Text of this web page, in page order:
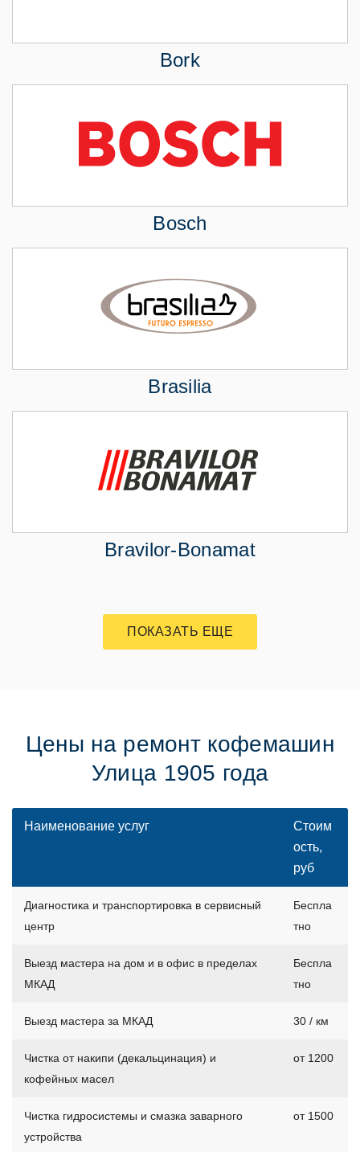
Bork
Bosch
Brasilia
Bravilor-Bonamat
ПОКАЗАТЬ ЕЩЕ
Цены на ремонт кофемашин
Улица 1905 года
Наименование услуг
Стоим
ость,
руб
Диагностика и транспортировка в сервисный
центр
Беспла
тно
Выезд мастера на дом и в офис в пределах
МКАД
Беспла
тно
Выезд мастера за МКАД 30 / км
Чистка от накипи (декальцинация) и
кофейных масел
от 1200
Чистка гидросистемы и смазка заварного
устройства
от 1500